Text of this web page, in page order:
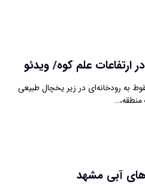
علم کوه/ ویدئو
از سقوط به رودخانه‌ای در زیر یخچال طبیعی